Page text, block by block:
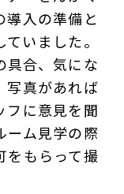
導入の準備と
いました。
具合、気にな
写真があれば
フに意見を聞
ーム見学の際
をもらって撮